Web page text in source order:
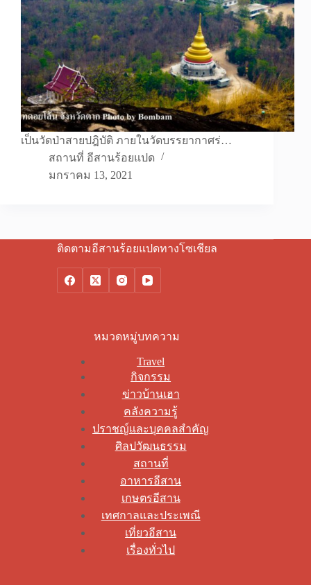
เป็นวัดป่าสายปฎิบัติ ภายในวัดบรรยากาศร่…
สถานที่ อีสานร้อยแปด
มกราคม 13, 2021
ติดตามอีสานร้อยแปดทางโซเชียล
หมวดหมู่บทความ
Travel
กิจกรรม
ข่าวบ้านเฮา
คลังความรู้
ปราชญ์และบุคคลสำคัญ
ศิลปวัฒนธรรม
สถานที่
อาหารอีสาน
เกษตรอีสาน
เทศกาลและประเพณี
เที่ยวอีสาน
เรื่องทั่วไป